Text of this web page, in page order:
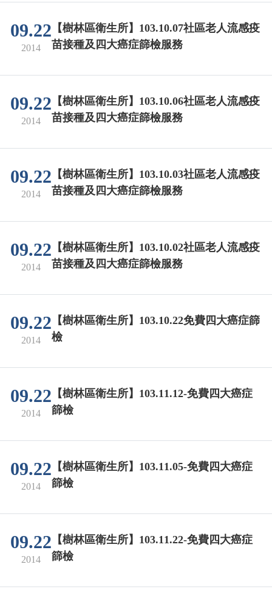
09.22
2014
【樹林區衛生所】103.10.07社區老人流感疫
苗接種及四大癌症篩檢服務
09.22
2014
【樹林區衛生所】103.10.06社區老人流感疫
苗接種及四大癌症篩檢服務
09.22
2014
【樹林區衛生所】103.10.03社區老人流感疫
苗接種及四大癌症篩檢服務
09.22
2014
【樹林區衛生所】103.10.02社區老人流感疫
苗接種及四大癌症篩檢服務
09.22
2014
【樹林區衛生所】103.10.22免費四大癌症篩
檢
09.22
2014
【樹林區衛生所】103.11.12-免費四大癌症
篩檢
09.22
2014
【樹林區衛生所】103.11.05-免費四大癌症
篩檢
09.22
2014
【樹林區衛生所】103.11.22-免費四大癌症
篩檢